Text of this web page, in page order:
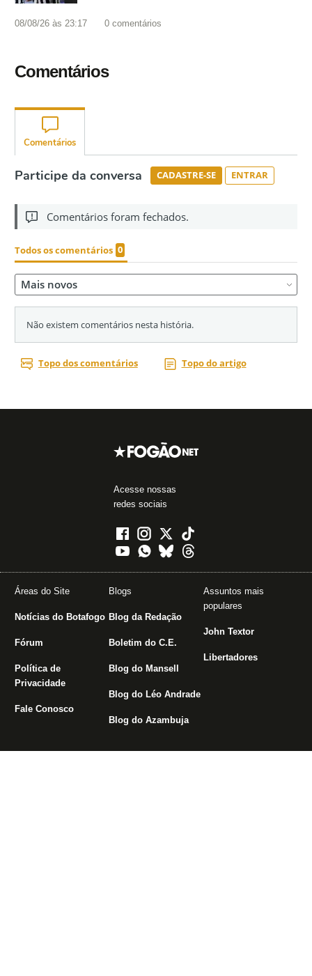
08/08/26 às 23:17 0 comentários
Comentários
Acesse nossas
redes sociais
Áreas do Site
Notícias do Botafogo
Fórum
Política de
Privacidade
Fale Conosco
Blogs
Blog da Redação
Boletim do C.E.
Blog do Mansell
Blog do Léo Andrade
Blog do Azambuja
Assuntos mais
populares
John Textor
Libertadores